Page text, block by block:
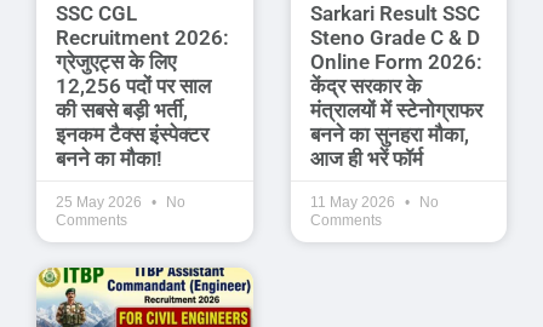
SSC CGL
Recruitment 2026:
ग्रेजुएट्स के लिए
12,256 पदों पर साल
की सबसे बड़ी भर्ती,
इनकम टैक्स इंस्पेक्टर
बनने का मौका!
25 May 2026
No
Comments
Sarkari Result SSC
Steno Grade C & D
Online Form 2026:
केंद्र सरकार के
मंत्रालयों में स्टेनोग्राफर
बनने का सुनहरा मौका,
आज ही भरें फॉर्म
11 May 2026
No
Comments